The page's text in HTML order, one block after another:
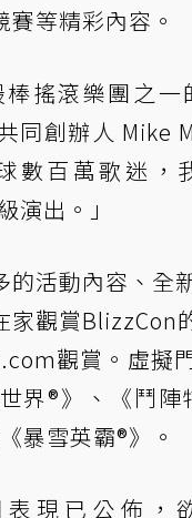
等精彩內容。
棒搖滾樂團之
同創辦人 Mike
數百萬歌迷，
演出。」
的活動內容、
家觀賞BlizzCon
觀賞。虛擬
界®》、《鬥
暴雪英霸®》。
表現已公佈